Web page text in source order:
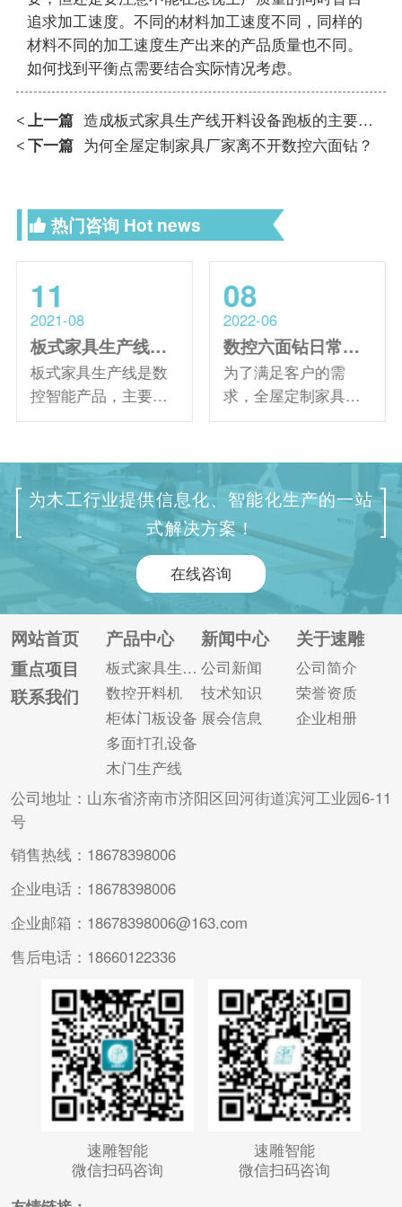
追求加工速度。不同的材料加工速度不同，同样的
材料不同的加工速度生产出来的产品质量也不同。
如何找到平衡点需要结合实际情况考虑。
< 上一篇 造成板式家具生产线开料设备跑板的主要原因以及解决方式？
< 下一篇 为何全屋定制家具厂家离不开数控六面钻？
热门咨询 Hot news
11
2021-08
板式家具生产线配置的重要性？选购前如何检验
板式家具生产线是数
控智能产品，主要应
用于板式家具、实木
所。因为非常智能实
用，很多厂家都会选
择这款生产线来增加
产量。然而，市场上
有很多生产线生产厂
家。为了区分产品的
质量，我们在选择生
产线时需要仔细检查
设备配置。因为不同
厂家选择的配置不
同，所以我们在选择
的时候一定要仔细考
察。 接下来...
08
2022-06
数控六面钻日常维护保养措施
为了满足客户的需
求，全屋定制家具行
业一直在崛起，家具
每个家具加工厂的产
值都在增加，对设备
的要求也越来越高。
具有更高加工精度和
更高产值的数控六面
钻已成为大多数家具
厂的不二选择。 六面
钻主要是一种用于钻
孔的数控设备。前端
连接数控开料机进行
开料，不仅生产效率
高，而且加工精度
为木工行业提供信息化、智能化生产的一站
式解决方案！
在线咨询
网站首页
重点项目
联系我们
产品中心
板式家具生产线
数控开料机
柜体门板设备
多面打孔设备
木门生产线
新闻中心
公司新闻
技术知识
展会信息
关于速雕
公司简介
荣誉资质
企业相册
公司地址：山东省济南市济阳区回河街道滨河工业园6-11
号
销售热线：18678398006
企业电话：18678398006
企业邮箱：18678398006@163.com
售后电话：18660122336
速雕智能
微信扫码咨询
速雕智能
微信扫码咨询